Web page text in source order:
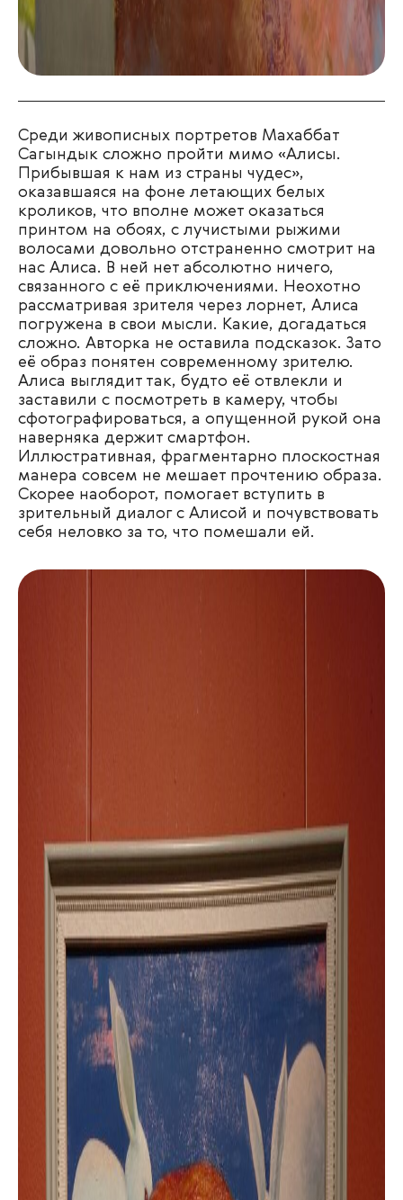
Среди живописных портретов Махаббат
Сагындык сложно пройти мимо «Алисы.
Прибывшая к нам из страны чудес»,
оказавшаяся на фоне летающих белых
кроликов, что вполне может оказаться
принтом на обоях, с лучистыми рыжими
волосами довольно отстраненно смотрит на
нас Алиса. В ней нет абсолютно ничего,
связанного с её приключениями. Неохотно
рассматривая зрителя через лорнет, Алиса
погружена в свои мысли. Какие, догадаться
сложно. Авторка не оставила подсказок. Зато
её образ понятен современному зрителю.
Алиса выглядит так, будто её отвлекли и
заставили с посмотреть в камеру, чтобы
сфотографироваться, а опущенной рукой она
наверняка держит смартфон.
Иллюстративная, фрагментарно плоскостная
манера совсем не мешает прочтению образа.
Скорее наоборот, помогает вступить в
зрительный диалог с Алисой и почувствовать
себя неловко за то, что помешали ей.